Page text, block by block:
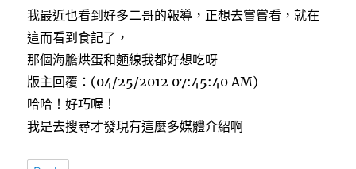
我最近也看到好多二哥的報導，正想去嘗嘗看，就在
這而看到食記了，
那個海膽烘蛋和麵線我都好想吃呀
版主回覆：(04/25/2012 07:45:40 AM)
哈哈！好巧喔！
我是去搜尋才發現有這麼多媒體介紹啊